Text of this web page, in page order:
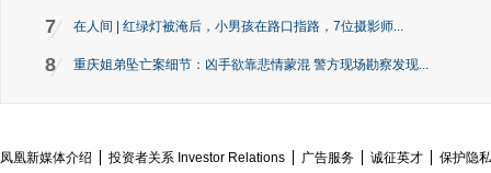
7 在人间 | 红绿灯被淹后，小男孩在路口指路，7位摄影师...
8 重庆姐弟坠亡案细节：凶手欲靠悲情蒙混 警方现场勘察发现...
凤凰新媒体介绍 投资者关系 Investor Relations 广告服务 诚征英才
保护隐